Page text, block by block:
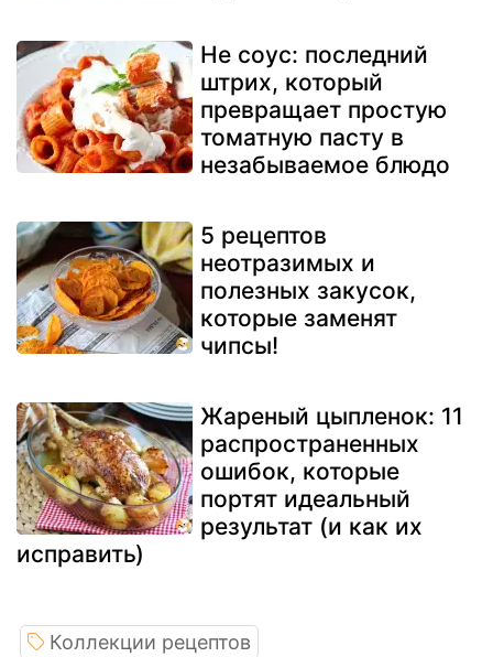
Не соус: последний
штрих, который
превращает простую
томатную пасту в
незабываемое блюдо
5 рецептов
неотразимых и
полезных закусок,
которые заменят
чипсы!
Жареный цыпленок: 11
распространенных
ошибок, которые
портят идеальный
результат (и как их
исправить)
Коллекции рецептов